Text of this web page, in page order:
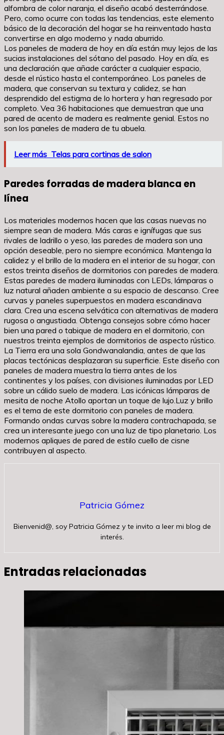
alfombra de color naranja, el diseño acabó desterrándose.
Pero, como ocurre con todas las tendencias, este elemento
básico de la decoración del hogar se ha reinventado hasta
convertirse en algo moderno y nada aburrido.
Los paneles de madera de hoy en día están muy lejos de las
sucias instalaciones del sótano del pasado. Hoy en día, es
una declaración que añade carácter a cualquier espacio,
desde el rústico hasta el contemporáneo. Los paneles de
madera, que conservan su textura y calidez, se han
desprendido del estigma de lo hortera y han regresado por
completo. Vea 36 habitaciones que demuestran que una
pared de acento de madera es realmente genial. Estos no
son los paneles de madera de tu abuela.
Leer más Telas para cortinas de salon
Paredes forradas de madera blanca en
línea
Los materiales modernos hacen que las casas nuevas no
siempre sean de madera. Más caras e ignífugas que sus
rivales de ladrillo o yeso, las paredes de madera son una
opción deseable, pero no siempre económica. Mantenga la
calidez y el brillo de la madera en el interior de su hogar, con
estos treinta diseños de dormitorios con paredes de madera.
Estas paredes de madera iluminadas con LEDs, lámparas o
luz natural añaden ambiente a su espacio de descanso. Cree
curvas y paneles superpuestos en madera escandinava
clara. Crea una escena selvática con alternativas de madera
rugosa o angustiada. Obtenga consejos sobre cómo hacer
bien una pared o tabique de madera en el dormitorio, con
nuestros treinta ejemplos de dormitorios de aspecto rústico.
La Tierra era una sola Gondwanalandia, antes de que las
placas tectónicas desplazaran su superficie. Este diseño con
paneles de madera muestra la tierra antes de los
continentes y los países, con divisiones iluminadas por LED
sobre un cálido suelo de madera. Las icónicas lámparas de
mesita de noche Atollo aportan un toque de lujo.Luz y brillo
es el tema de este dormitorio con paneles de madera.
Formando ondas curvas sobre la madera contrachapada, se
crea un interesante juego con una luz de tipo planetario. Los
modernos apliques de pared de estilo cuello de cisne
contribuyen al aspecto.
Patricia Gómez
Bienvenid@, soy Patricia Gómez y te invito a leer mi blog de
interés.
Entradas relacionadas